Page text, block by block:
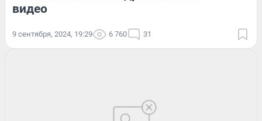
видео
9 сентября, 2024, 19:29 6 760 31